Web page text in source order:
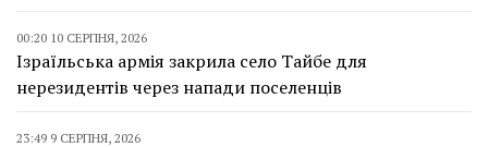
00:20 10 СЕРПНЯ, 2026
Ізраїльська армія закрила село Тайбе для
нерезидентів через напади поселенців
23:49 9 СЕРПНЯ, 2026